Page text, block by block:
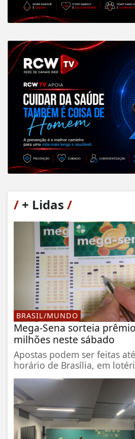
/ + Lidas /
BRASIL/MUNDO
Mega-Sena sorteia
milhões neste sábado
Apostas podem ser feitas
horário de Brasília, em